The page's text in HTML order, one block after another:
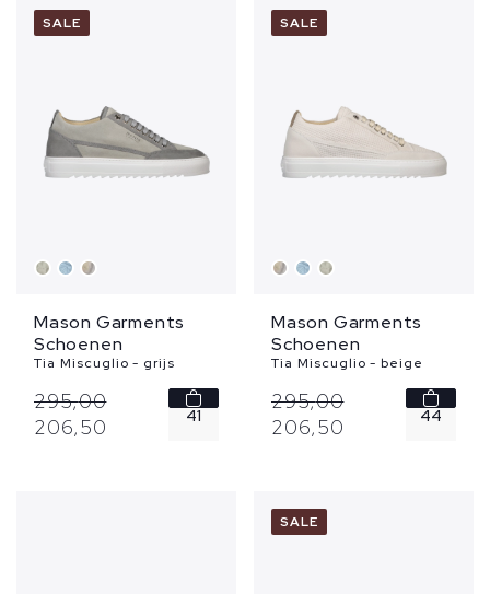
... ...
SALE
Mason Garments
Schoenen
Tia Miscuglio - grijs
295,00
206,50 41
SALE
Mason Garments
Schoenen
Tia Miscuglio - beige
295,00
206,50 44
SALE